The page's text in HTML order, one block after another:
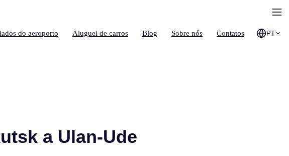
do aeroporto Aluguel de carros Blog Sobre nós Contatos PT
a Ulan-Ude